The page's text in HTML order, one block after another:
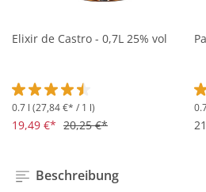
Elixir de Castro - 0,7L 25% vol
Durchschnittliche Bewertung von
0.7 l (27,84 €* / 1 l)
19,49 €* 20,25 €*
Beschreibung